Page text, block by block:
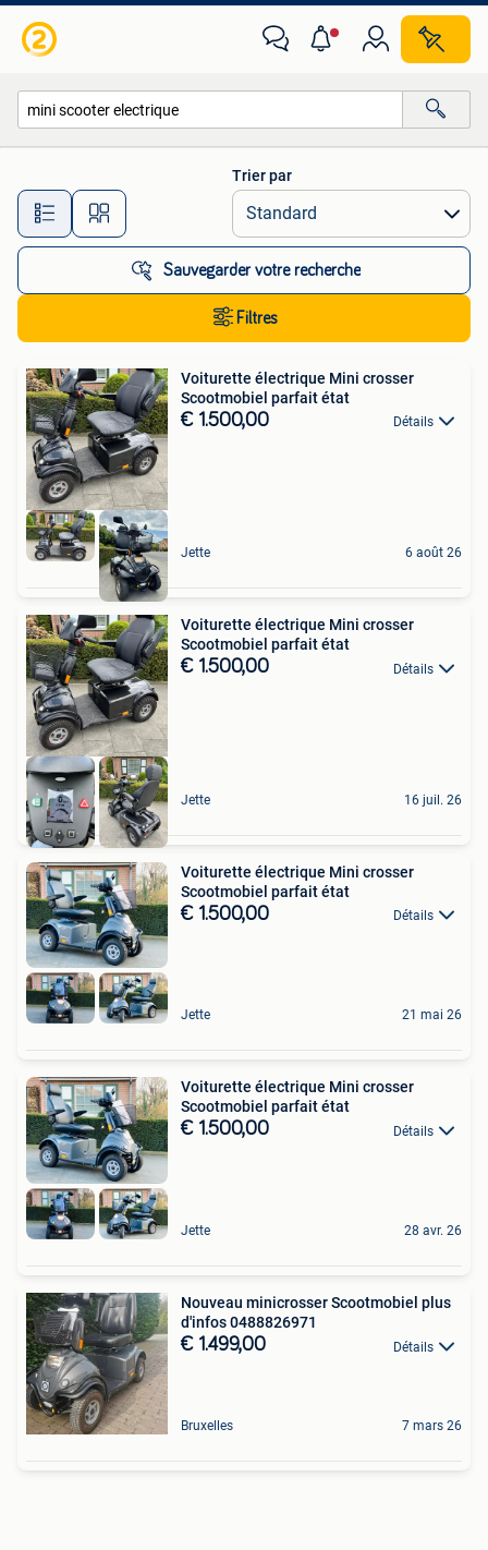
Toutes les distances…
Trier par
Sauvegarder votre recherche
Filtres
Voiturette électrique Mini crosser
Scootmobiel parfait état
€ 1.500,00 Détails
Jette 6 août 26
Voiturette électrique Mini crosser
Scootmobiel parfait état
€ 1.500,00 Détails
Jette 16 juil. 26
Voiturette électrique Mini crosser
Scootmobiel parfait état
€ 1.500,00 Détails
Jette 21 mai 26
Voiturette électrique Mini crosser
Scootmobiel parfait état
€ 1.500,00 Détails
Jette 28 avr. 26
Nouveau minicrosser Scootmobiel plus
d'infos 0488826971
€ 1.499,00 Détails
Bruxelles 7 mars 26